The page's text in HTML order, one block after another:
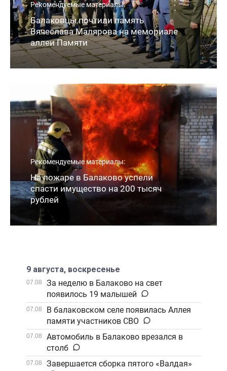
Рекомендуемые материалы:
Балаковцы почтили память
Вячеслава Малярова на мемориале
аллеи Памяти
Рекомендуемые материалы:
На пожаре в Балаково успели
спасти имущество на 200 тысяч
рублей
9 августа, воскресенье
07.08
За неделю в Балаково на свет
появилось 19 малышей
07.08
В балаковском селе появилась Аллея
памяти участников СВО
07.08
Автомобиль в Балаково врезался в
столб
07.08 Завершается сборка пятого «Валдая»